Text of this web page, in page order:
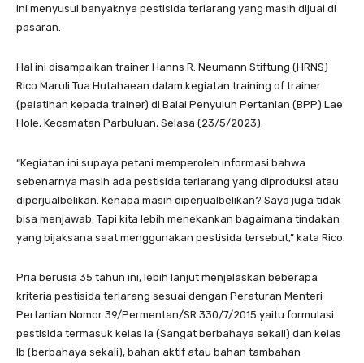
ini menyusul banyaknya pestisida terlarang yang masih dijual di
pasaran.
Hal ini disampaikan trainer Hanns R. Neumann Stiftung (HRNS)
Rico Maruli Tua Hutahaean dalam kegiatan training of trainer
(pelatihan kepada trainer) di Balai Penyuluh Pertanian (BPP) Lae
Hole, Kecamatan Parbuluan, Selasa (23/5/2023).
“Kegiatan ini supaya petani memperoleh informasi bahwa
sebenarnya masih ada pestisida terlarang yang diproduksi atau
diperjualbelikan. Kenapa masih diperjualbelikan? Saya juga tidak
bisa menjawab. Tapi kita lebih menekankan bagaimana tindakan
yang bijaksana saat menggunakan pestisida tersebut,” kata Rico.
Pria berusia 35 tahun ini, lebih lanjut menjelaskan beberapa
kriteria pestisida terlarang sesuai dengan Peraturan Menteri
Pertanian Nomor 39/Permentan/SR.330/7/2015 yaitu formulasi
pestisida termasuk kelas Ia (Sangat berbahaya sekali) dan kelas
Ib (berbahaya sekali), bahan aktif atau bahan tambahan